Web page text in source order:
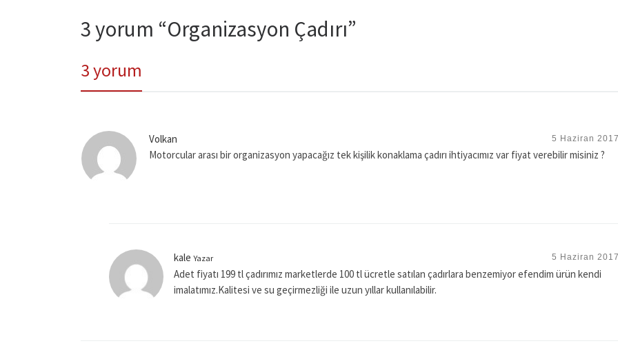
3 yorum “Organizasyon Çadırı”
3 yorum
Volkan 5 Haziran
Motorcular arası bir organizasyon yapacağız tek kişilik konaklama çadırı ihtiyacımız var fiyat verebilir misiniz ?
kaleYazar 5 Haziran
Adet fiyatı 199 tl çadırımız marketlerde 100 tl ücretle satılan çadırlara benzemiyor efendim ürün kendi
imalatımız.Kalitesi ve su geçirmezliği ile uzun yıllar kullanılabilir.